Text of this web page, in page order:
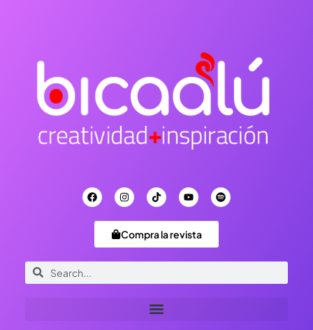
Compra la revista